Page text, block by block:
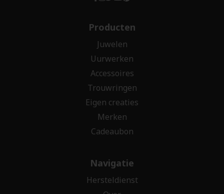
Producten
Juwelen
Uurwerken
Accessoires
Trouwringen
Eigen creaties
Merken
Cadeaubon
Navigatie
Hersteldienst